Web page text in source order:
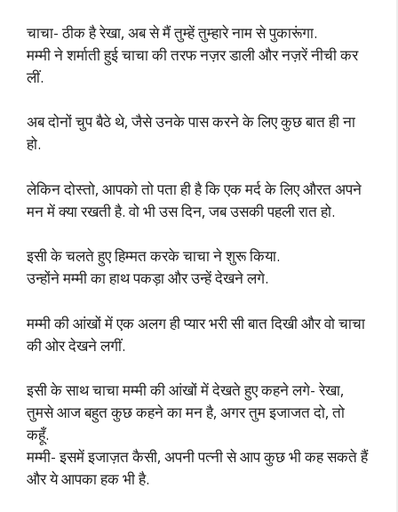
चाचा- ठीक है रेखा, अब से मैं तुम्हें तुम्हारे नाम से पुकारूंगा.
मम्मी ने शर्माती हुई चाचा की तरफ नज़र डाली और नज़रें नीची कर
लीं.
अब दोनों चुप बैठे थे, जैसे उनके पास करने के लिए कुछ बात ही ना
हो.
लेकिन दोस्तो, आपको तो पता ही है कि एक मर्द के लिए औरत अपने
मन में क्या रखती है. वो भी उस दिन, जब उसकी पहली रात हो.
इसी के चलते हुए हिम्मत करके चाचा ने शुरू किया.
उन्होंने मम्मी का हाथ पकड़ा और उन्हें देखने लगे.
मम्मी की आंखों में एक अलग ही प्यार भरी सी बात दिखी और वो चाचा
की ओर देखने लगीं.
इसी के साथ चाचा मम्मी की आंखों में देखते हुए कहने लगे- रेखा,
तुमसे आज बहुत कुछ कहने का मन है, अगर तुम इजाजत दो, तो
कहूँ.
मम्मी- इसमें इजाज़त कैसी, अपनी पत्नी से आप कुछ भी कह सकते हैं
और ये आपका हक भी है.